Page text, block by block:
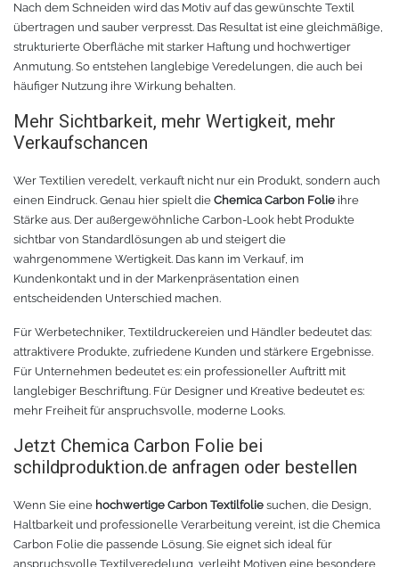
TPU
Spezielle Filamente
Materialien für die Stickerei
Finer
MDF
Verschiedenes 3D Drucker Zubehör
3D-Drucker Bauplatte
Nach dem Schneiden wird das Motiv auf das gewünschte Textil
übertragen und sauber verpresst. Das Resultat ist eine gleichmäßige,
strukturierte Oberfläche mit starker Haftung und hochwertiger
Anmutung. So entstehen langlebige Veredelungen, die auch bei
häufiger Nutzung ihre Wirkung behalten.
Mehr Sichtbarkeit, mehr Wertigkeit, mehr
Verkaufschancen
Wer Textilien veredelt, verkauft nicht nur ein Produkt, sondern auch
einen Eindruck. Genau hier spielt die Chemica Carbon Folie ihre
Stärke aus. Der außergewöhnliche Carbon-Look hebt Produkte
sichtbar von Standardlösungen ab und steigert die
wahrgenommene Wertigkeit. Das kann im Verkauf, im
Kundenkontakt und in der Markenpräsentation einen
entscheidenden Unterschied machen.
Für Werbetechniker, Textildruckereien und Händler bedeutet das:
attraktivere Produkte, zufriedene Kunden und stärkere Ergebnisse.
Für Unternehmen bedeutet es: ein professioneller Auftritt mit
langlebiger Beschriftung. Für Designer und Kreative bedeutet es:
mehr Freiheit für anspruchsvolle, moderne Looks.
Jetzt Chemica Carbon Folie bei
schildproduktion.de anfragen oder bestellen
Wenn Sie eine hochwertige Carbon Textilfolie suchen, die Design,
Haltbarkeit und professionelle Verarbeitung vereint, ist die Chemica
Carbon Folie die passende Lösung. Sie eignet sich ideal für
anspruchsvolle Textilveredelung, verleiht Motiven eine besondere